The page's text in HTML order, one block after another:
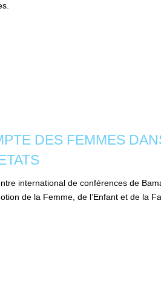
DES FEMMES
international de conférences de
de la Femme, de l’Enfant et de la